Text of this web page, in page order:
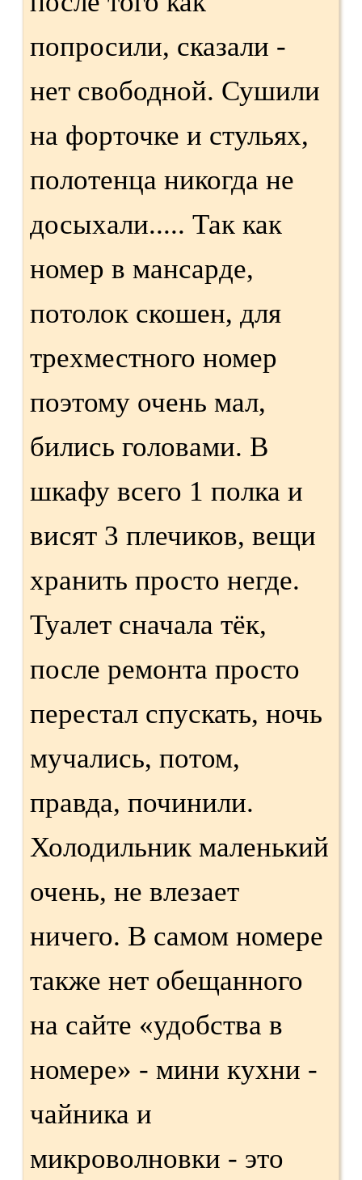
попросили, сказали -
нет свободной. Сушили
на форточке и стульях,
полотенца никогда не
досыхали..... Так как
номер в мансарде,
потолок скошен, для
трехместного номер
поэтому очень мал,
бились головами. В
шкафу всего 1 полка и
висят 3 плечиков, вещи
хранить просто негде.
Туалет сначала тёк,
после ремонта просто
перестал спускать, ночь
мучались, потом,
правда, починили.
Холодильник маленький
очень, не влезает
ничего. В самом номере
также нет обещанного
на сайте «удобства в
номере» - мини кухни -
чайника и
микроволновки - это